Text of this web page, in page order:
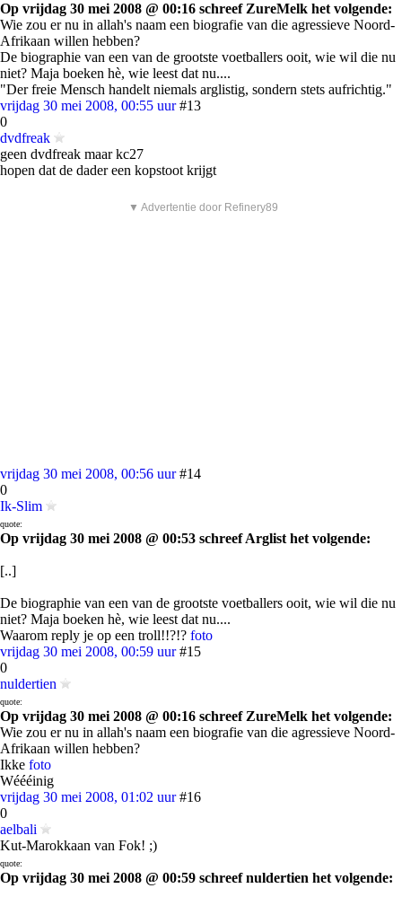
Op vrijdag 30 mei 2008 @ 00:16 schreef ZureMelk het volgende:
Wie zou er nu in allah's naam een biografie van die agressieve Noord-
Afrikaan willen hebben?
De biographie van een van de grootste voetballers ooit, wie wil die nu
niet? Maja boeken hè, wie leest dat nu....
"Der freie Mensch handelt niemals arglistig, sondern stets aufrichtig."
vrijdag 30 mei 2008, 00:55 uur #13
0
dvdfreak
geen dvdfreak maar kc27
hopen dat de dader een kopstoot krijgt
▼ Advertentie door Refinery89
vrijdag 30 mei 2008, 00:56 uur #14
0
Ik-Slim
quote:
Op vrijdag 30 mei 2008 @ 00:53 schreef Arglist het volgende:
[..]
De biographie van een van de grootste voetballers ooit, wie wil die nu
niet? Maja boeken hè, wie leest dat nu....
Waarom reply je op een troll!!?!? foto
vrijdag 30 mei 2008, 00:59 uur #15
0
nuldertien
quote:
Op vrijdag 30 mei 2008 @ 00:16 schreef ZureMelk het volgende:
Wie zou er nu in allah's naam een biografie van die agressieve Noord-
Afrikaan willen hebben?
Ikke foto
Wéééinig
vrijdag 30 mei 2008, 01:02 uur #16
0
aelbali
Kut-Marokkaan van Fok! ;)
quote:
Op vrijdag 30 mei 2008 @ 00:59 schreef nuldertien het volgende: